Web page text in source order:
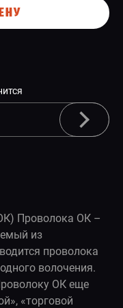
Проволока ОК –
из
проволока
волочения.
ОК еще
«торговой